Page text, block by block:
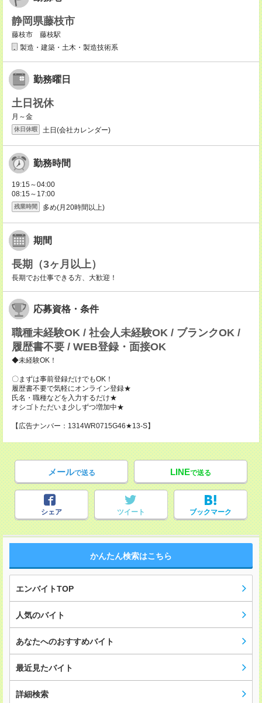
静岡県藤枝市
藤枝市 藤枝駅
製造・建築・土木・製造技術系
勤務曜日
土日祝休
月～金
休日休暇 土日(会社カレンダー)
勤務時間
19:15～04:00
08:15～17:00
残業時間 多め(月20時間以上)
期間
長期（3ヶ月以上）
長期でお仕事できる方、大歓迎！
応募資格・条件
職種未経験OK / 社会人未経験OK / ブランクOK /
履歴書不要 / WEB登録・面接OK
◆未経験OK！
〇まずは事前登録だけでもOK！
履歴書不要で気軽にオンライン登録★
氏名・職種などを入力するだけ★
オシゴトただいま少しずつ増加中★
【広告ナンバー：1314WR0715G46★13-S】
メールで送る LINEで送る
シェア ツイート ブックマーク
かんたん検索はこちら
エンバイトTOP
人気のバイト
あなたへのおすすめバイト
最近見たバイト
詳細検索